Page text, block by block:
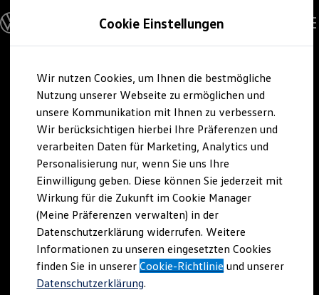
Hauptinhalt
springen
Footer
springen
Modelle und Konfigurator
Konfigurator
Modelle vergleichen
Elektroautos
ENERGY Sondermodelle
Nutzfahrzeuge
SUV und CUV
Familienautos
Kombis
Kompaktwagen
Sportwagen
Schnell verfügbare Fahrzeuge
Angebote und Produkte
Aktuelle Angebote
E-Auto-Förderung
Volkswagen Marktplatz
Die ENERGY Sondermodelle
Junge Gebrauchtwagen und Gebrauchtwagen
Volkswagen Zertifizierte Gebrauchtwagen
Elektromobilität bei Gebrauchtwagen
Cookie Einstellungen
Wir nutzen Cookies, um Ihnen die bestmögliche
Nutzung unserer Webseite zu ermöglichen und
unsere Kommunikation mit Ihnen zu verbessern.
Wir berücksichtigen hierbei Ihre Präferenzen und
verarbeiten Daten für Marketing, Analytics und
Personalisierung nur, wenn Sie uns Ihre
Einwilligung geben. Diese können Sie jederzeit mit
Wirkung für die Zukunft im Cookie Manager
(Meine Präferenzen verwalten) in der
Datenschutzerklärung widerrufen. Weitere
Informationen zu unseren eingesetzten Cookies
finden Sie in unsererCookie-Richtlinie und unserer
Datenschutzerklärung.